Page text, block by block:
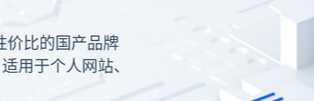
可信、兼容性强、高性价比的国产品牌
、支持中国区 OCSP、适用于个人网站、
场景。